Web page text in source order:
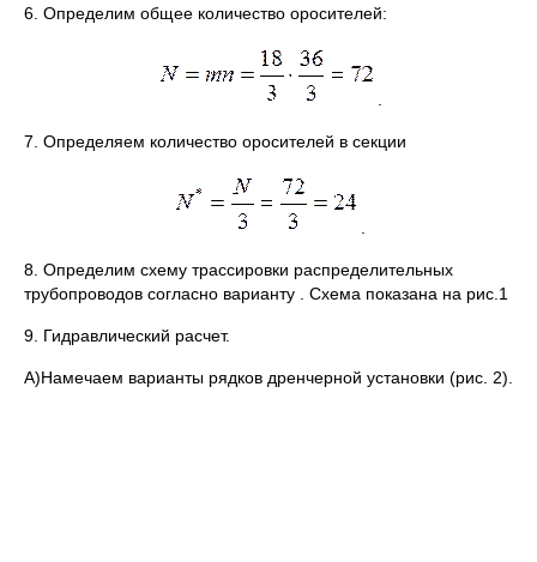
6. Определим общее количество оросителей:
7. Определяем количество оросителей в секции
8. Определим схему трассировки распределительных
трубопроводов согласно варианту . Схема показана на рис.1
9. Гидравлический расчет.
А)Намечаем варианты рядков дренчерной установки (рис. 2).